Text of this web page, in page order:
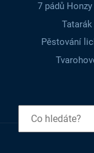
7 pádů
Pěstování